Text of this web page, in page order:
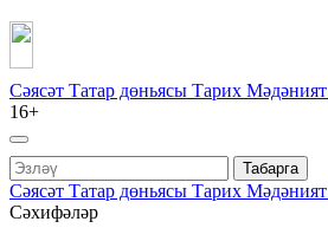
Сәясәт Татар дөньясы Тарих Мәдәният
16+
Табарга
Сәясәт Татар дөньясы Тарих Мәдәният
Сәхифәләр